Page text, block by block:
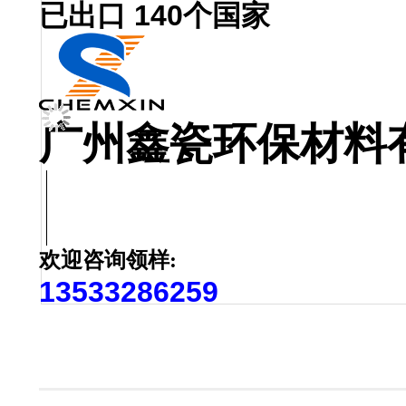
已出口 140个国家
广州鑫瓷环保材料
欢迎咨询领样:
13533286259